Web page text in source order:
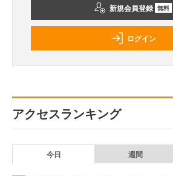
新規会員登録 無料
ログイン
アクセスランキング
今日 週間